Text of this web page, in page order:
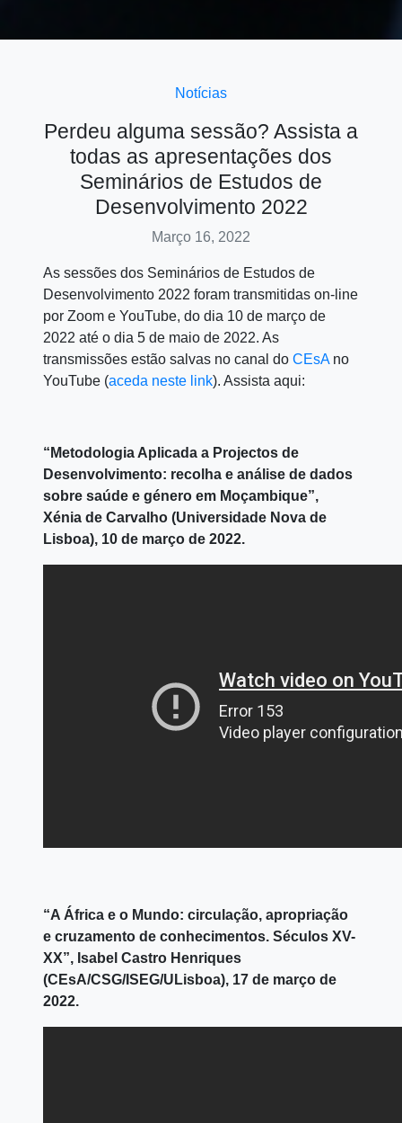
Notícias
Perdeu alguma sessão? Assista a
todas as apresentações dos
Seminários de Estudos de
Desenvolvimento 2022
Março 16, 2022
As sessões dos Seminários de Estudos de
Desenvolvimento 2022 foram transmitidas on-line
por Zoom e YouTube, do dia 10 de março de
2022 até o dia 5 de maio de 2022. As
transmissões estão salvas no canal do CEsAno
YouTube (aceda neste link). Assista aqui:
“Metodologia Aplicada a Projectos de
Desenvolvimento: recolha e análise de dados
sobre saúde e género em Moçambique”,
Xénia de Carvalho (Universidade Nova de
Lisboa), 10 de março de 2022.
“A África e o Mundo: circulação, apropriação
e cruzamento de conhecimentos. Séculos XV-
XX”, Isabel Castro Henriques
(CEsA/CSG/ISEG/ULisboa), 17 de março de
2022.